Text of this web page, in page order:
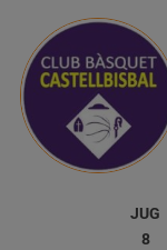
JUG
8